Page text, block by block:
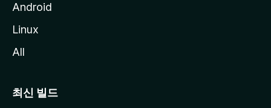
Android
Linux
All
최신 빌드